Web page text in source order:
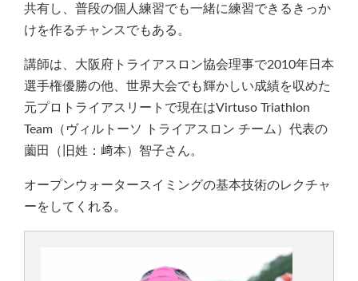
共有し、普段の個人練習でも一緒に練習できるきっか
けを作るチャンスでもある。
講師は、大阪府トライアスロン協会理事で2010年日本
選手権優勝の他、世界大会でも輝かしい成績を収めた
元プロトライアスリートで現在はVirtuso Triathlon
Team（ヴィルトーソ トライアスロン チーム）代表の
薗田（旧姓：﨑本）智子さん。
オープンウォータースイミングの基本技術のレクチャ
ーをしてくれる。